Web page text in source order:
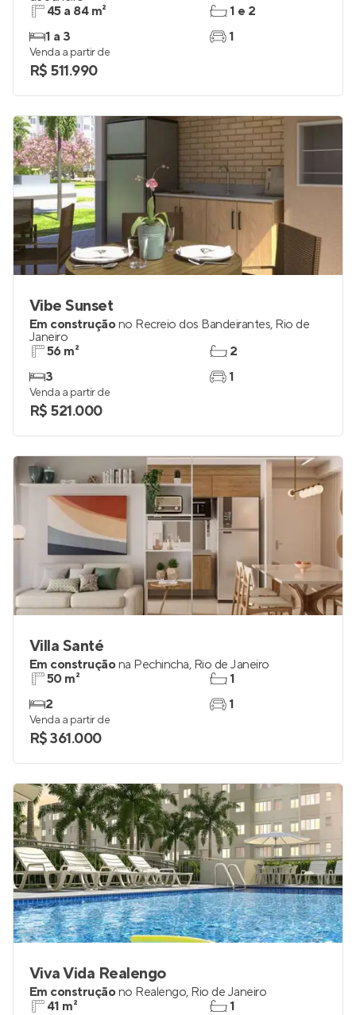
45 a 84 m²
1 a 3
1 e 2
1
Venda a partir de
R$ 511.990
Vibe Sunset
Em construçãono Recreio dos Bandeirantes, Rio de
Janeiro
56 m²
3
2
1
Venda a partir de
R$ 521.000
Villa Santé
Em construçãona Pechincha, Rio de Janeiro
50 m²
2
1
1
Venda a partir de
R$ 361.000
Viva Vida Realengo
Em construçãono Realengo, Rio de Janeiro
41 m²
1